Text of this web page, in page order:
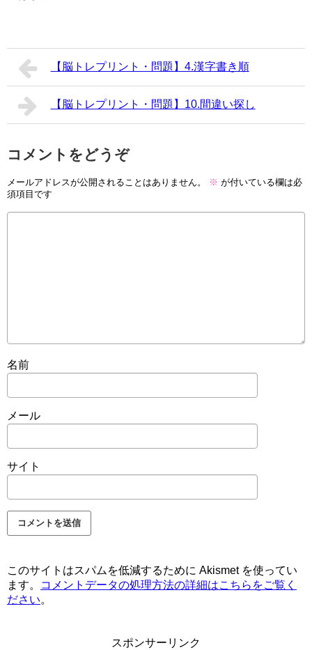
【脳トレプリント・問題】4.漢字書き順
【脳トレプリント・問題】10.間違い探し
コメントをどうぞ
メールアドレスが公開されることはありません。 ※ が付いている欄は必
須項目です
名前
メール
サイト
このサイトはスパムを低減するために Akismet を使ってい
ます。
コメントデータの処理方法の詳細はこちらをご覧く
ださい。
スポンサーリンク